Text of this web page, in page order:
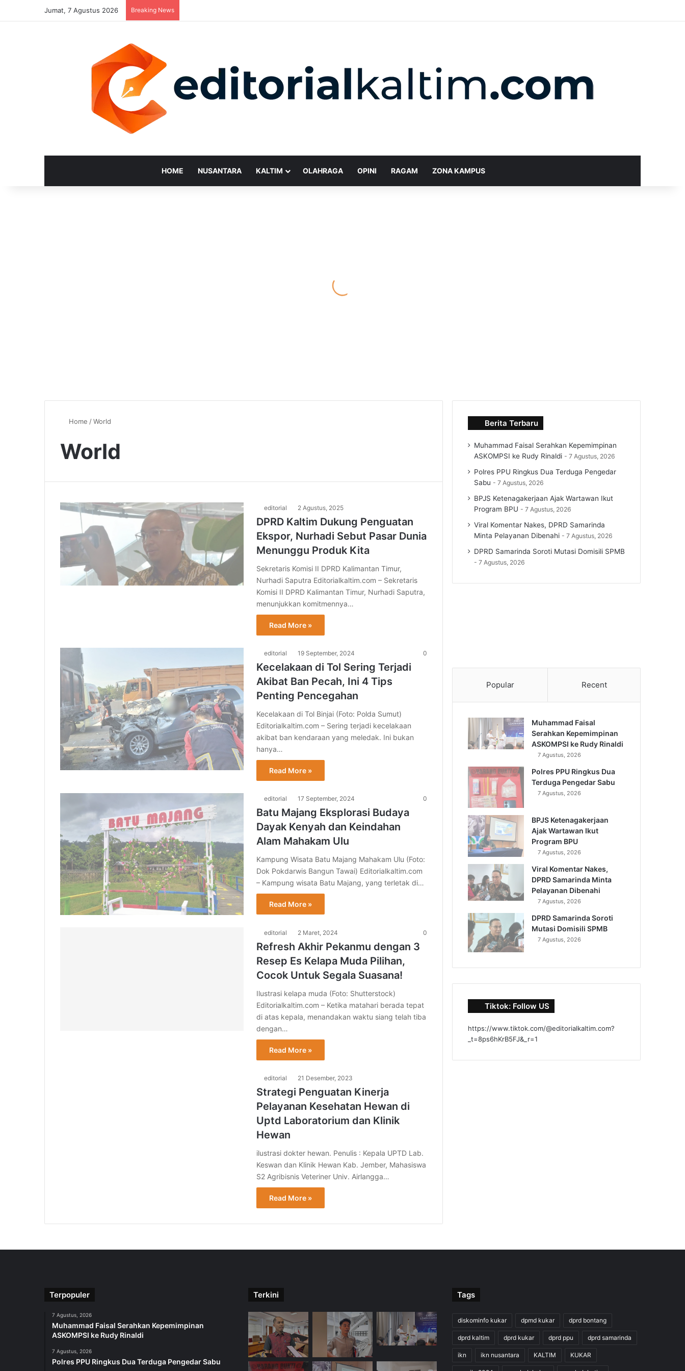
Jumat, 7 Agustus 2026 Breaking News
HOME NUSANTARA KALTIM OLAHRAGA OPINI RAGAM ZONA KAMPUS
Home /World
World
editorial 2 Agustus, 2025
DPRD Kaltim Dukung Penguatan
Ekspor, Nurhadi Sebut Pasar Dunia
Menunggu Produk Kita
Sekretaris Komisi II DPRD Kalimantan Timur,
Nurhadi Saputra Editorialkaltim.com – Sekretaris
Komisi II DPRD Kalimantan Timur, Nurhadi Saputra,
menunjukkan komitmennya…
Read More »
editorial 19 September, 2024 0
Kecelakaan di Tol Sering Terjadi
Akibat Ban Pecah, Ini 4 Tips
Penting Pencegahan
Kecelakaan di Tol Binjai (Foto: Polda Sumut)
Editorialkaltim.com – Sering terjadi kecelakaan
akibat ban kendaraan yang meledak. Ini bukan
hanya…
Read More »
editorial 17 September, 2024 0
Batu Majang Eksplorasi Budaya
Dayak Kenyah dan Keindahan
Alam Mahakam Ulu
Kampung Wisata Batu Majang Mahakam Ulu (Foto:
Dok Pokdarwis Bangun Tawai) Editorialkaltim.com
– Kampung wisata Batu Majang, yang terletak di…
Read More »
editorial 2 Maret, 2024 0
Refresh Akhir Pekanmu dengan 3
Resep Es Kelapa Muda Pilihan,
Cocok Untuk Segala Suasana!
Ilustrasi kelapa muda (Foto: Shutterstock)
Editorialkaltim.com – Ketika matahari berada tepat
di atas kepala, menandakan waktu siang telah tiba
dengan…
Read More »
editorial 21 Desember, 2023
Strategi Penguatan Kinerja
Pelayanan Kesehatan Hewan di
Uptd Laboratorium dan Klinik
Hewan
ilustrasi dokter hewan. Penulis : Kepala UPTD Lab.
Keswan dan Klinik Hewan Kab. Jember, Mahasiswa
S2 Agribisnis Veteriner Univ. Airlangga…
Read More »
Berita Terbaru
Muhammad Faisal Serahkan Kepemimpinan
ASKOMPSI ke Rudy Rinaldi
7 Agustus, 2026
Polres PPU Ringkus Dua Terduga Pengedar
Sabu
7 Agustus, 2026
BPJS Ketenagakerjaan Ajak Wartawan Ikut
Program BPU
7 Agustus, 2026
Viral Komentar Nakes, DPRD Samarinda
Minta Pelayanan Dibenahi
7 Agustus, 2026
DPRD Samarinda Soroti Mutasi Domisili SPMB
7 Agustus, 2026
Popular Recent
Muhammad Faisal
Serahkan Kepemimpinan
ASKOMPSI ke Rudy Rinaldi
7 Agustus, 2026
Polres PPU Ringkus Dua
Terduga Pengedar Sabu
7 Agustus, 2026
BPJS Ketenagakerjaan
Ajak Wartawan Ikut
Program BPU
7 Agustus, 2026
Viral Komentar Nakes,
DPRD Samarinda Minta
Pelayanan Dibenahi
7 Agustus, 2026
DPRD Samarinda Soroti
Mutasi Domisili SPMB
7 Agustus, 2026
Tiktok: Follow US
https://www.tiktok.com/@editorialkaltim.com?
_t=8ps6hKrB5FJ&_r=1
Terpopuler
7 Agustus, 2026
Muhammad Faisal Serahkan Kepemimpinan
ASKOMPSI ke Rudy Rinaldi
7 Agustus, 2026
Polres PPU Ringkus Dua Terduga Pengedar Sabu
Terkini Tags
diskominfo kukar dpmd kukar dprd bontang
dprd kaltim dprd kukar dprd ppu dprd samarinda
ikn ikn nusantara KALTIM KUKAR